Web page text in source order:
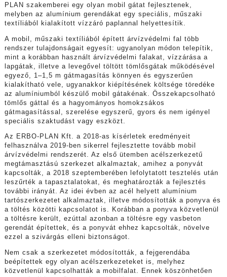
PLAN szakemberei egy olyan mobil gátat fejlesztenek,
melyben az alumínium gerendákat egy speciális, műszaki
textíliából kialakított vízzáró paplannal helyettesítik.
A mobil, műszaki textíliából épített árvízvédelmi fal több
rendszer tulajdonságait egyesít: ugyanolyan módon telepítik,
mint a korábban használt árvízvédelmi falakat, vízzárása a
lapgátak, illetve a levegővel töltött tömlősgátak működésével
egyező, 1–1,5 m gátmagasítás könnyen és egyszerűen
kialakítható vele, ugyanakkor kiépítésének költsége töredéke
az alumíniumból készülő mobil gátakénak. Összekapcsolható
tömlős gáttal és a hagyományos homokzsákos
gátmagasítással, szerelése egyszerű, gyors és nem igényel
speciális szaktudást vagy eszközt.
Az ERBO-PLAN Kft. a 2018-as kísérletek eredményeit
felhasználva 2019-ben sikerrel fejlesztette tovább mobil
árvízvédelmi rendszerét. Az első ütemben acélszerkezetű
megtámasztású szerkezet alkalmaztak, amihez a ponyvát
kapcsolták, a 2018 szeptemberében lefolytatott tesztelés után
leszűrték a tapasztalatokat, és meghatározták a fejlesztés
további irányát. Az idei évben az acél helyett alumínium
tartószerkezetet alkalmaztak, illetve módosították a ponyva és
a töltés közötti kapcsolatot is. Korábban a ponyva közvetlenül
a töltésre került, ezúttal azonban a töltésre egy vasbeton
gerendát építettek, és a ponyvát ehhez kapcsolták, növelve
ezzel a szivárgás elleni biztonságot.
Nem csak a szerkezetet módosították, a fejgerendába
beépítettek egy olyan acélszerkezeteket is, melyhez
közvetlenül kapcsolhatták a mobilfalat. Ennek köszönhetően